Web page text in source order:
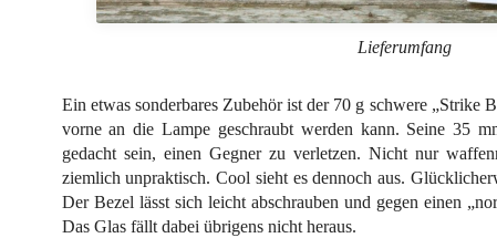
Lieferumfang
Ein etwas sonderbares Zubehör ist der 70 g schwere „Strike
vorne an die Lampe geschraubt werden kann. Seine 35
gedacht sein, einen Gegner zu verletzen. Nicht nur
ziemlich unpraktisch. Cool sieht es dennoch aus.
Der Bezel lässt sich leicht abschrauben und gegen einen
Das Glas fällt dabei übrigens nicht heraus.